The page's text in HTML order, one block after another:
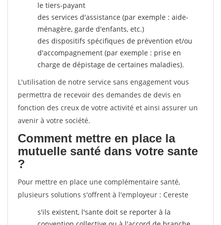
le tiers-payant
des services d'assistance (par exemple : aide-
ménagère, garde d'enfants, etc.)
des dispositifs spécifiques de prévention et/ou
d'accompagnement (par exemple : prise en
charge de dépistage de certaines maladies).
L'utilisation de notre service sans engagement vous
permettra de recevoir des demandes de devis en
fonction des creux de votre activité et ainsi assurer un
avenir à votre société.
Comment mettre en place la
mutuelle santé dans votre sante
?
Pour mettre en place une complémentaire santé,
plusieurs solutions s'offrent à l'employeur : Cereste
s'ils existent, l'sante doit se reporter à la